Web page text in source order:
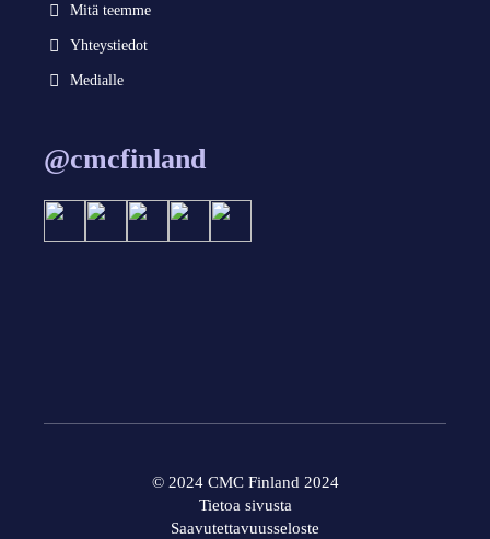
Mitä teemme
Yhteystiedot
Medialle
@cmcfinland
© 2024 CMC Finland 2024
Tietoa sivusta
Saavutettavuusseloste